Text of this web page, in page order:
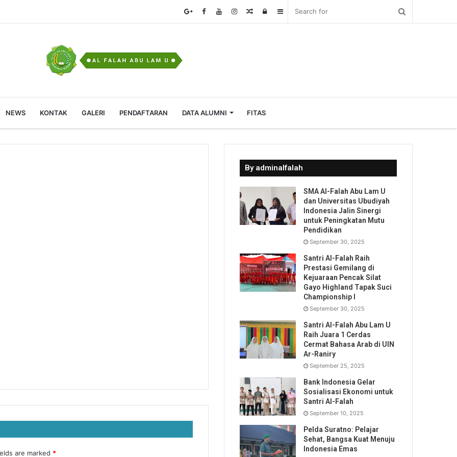
Sidebar
Log
Random
NEWS KONTAK GALERI PENDAFTARAN DATA ALUMNI FITAS
are marked *
By adminalfalah
SMA Al-Falah Abu Lam U
dan Universitas Ubudiyah
Indonesia Jalin Sinergi
untuk Peningkatan Mutu
Pendidikan
September 30, 2025
Santri Al-Falah Raih
Prestasi Gemilang di
Kejuaraan Pencak Silat
Gayo Highland Tapak Suci
Championship I
September 30, 2025
Santri Al-Falah Abu Lam U
Raih Juara 1 Cerdas
Cermat Bahasa Arab di UIN
Ar-Raniry
September 25, 2025
Bank Indonesia Gelar
Sosialisasi Ekonomi untuk
Santri Al-Falah
September 10, 2025
Pelda Suratno: Pelajar
Sehat, Bangsa Kuat Menuju
Indonesia Emas